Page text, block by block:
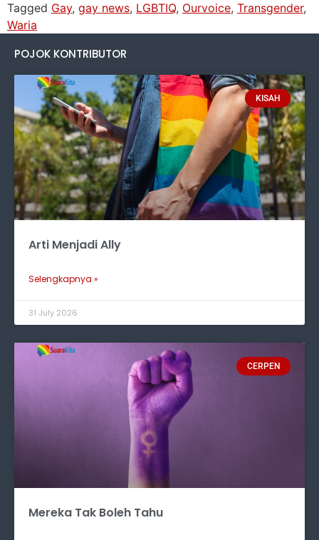
Tagged Gay, gay news, LGBTIQ, Ourvoice, Transgender,
Waria
POJOK KONTRIBUTOR
KISAH
Arti Menjadi Ally
Selengkapnya »
31 July 2026
CERPEN
Mereka Tak Boleh Tahu